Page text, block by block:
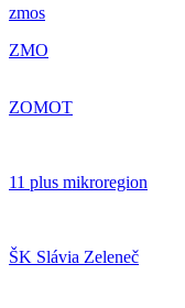
zmos
ZMO
ZOMOT
11 plus mikroregion
ŠK Slávia Zeleneč